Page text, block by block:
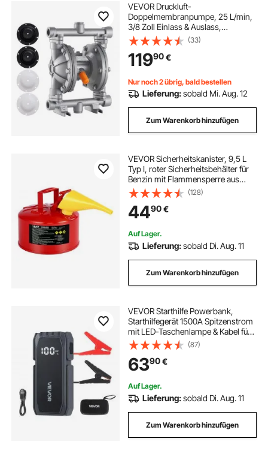
VEVOR Druckluft-
Doppelmembranpumpe, 25 L/min,
3/8 Zoll Einlass & Auslass,
pneumatische Altöl-
Transferpumpe, max. 100 PSI,
Gehäuse aus Aluminiumlegierung,
für Diesel, Fett, Kerosin, Benzin
(33)
11990€
Nur noch 2 übrig, bald bestellen
Lieferung:sobald Mi. Aug. 12
Zum Warenkorb hinzufügen
VEVOR Sicherheitskanister, 9,5 L
Typ I, roter Sicherheitsbehälter für
Benzin mit Flammensperre aus
Edelstahl, selbstschließendem
Deckel & PE-Trichter, Lagerbehälter
für brennbare Stoffe, Rot
(128)
4490€
Auf Lager.
Lieferung:sobald Di. Aug. 11
Zum Warenkorb hinzufügen
VEVOR Starthilfe Powerbank,
Starthilfegerät 1500A Spitzenstrom
mit LED-Taschenlampe & Kabel für
Motor bis zu 6L Benzin/4L Diesel,
Tragbarer Booster mit
Schnellladung & Sicherheitsschutz
für Notfall
(87)
6390€
Auf Lager.
Lieferung:sobald Di. Aug. 11
Zum Warenkorb hinzufügen